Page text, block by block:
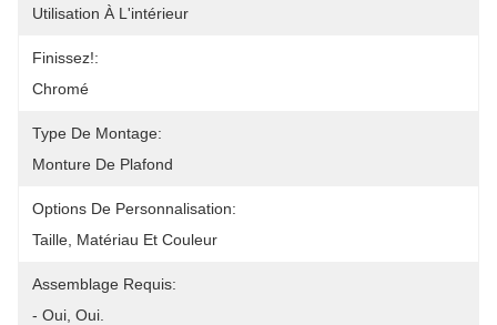
Utilisation À L'intérieur
Finissez!:
Chromé
Type De Montage:
Monture De Plafond
Options De Personnalisation:
Taille, Matériau Et Couleur
Assemblage Requis:
- Oui, Oui.